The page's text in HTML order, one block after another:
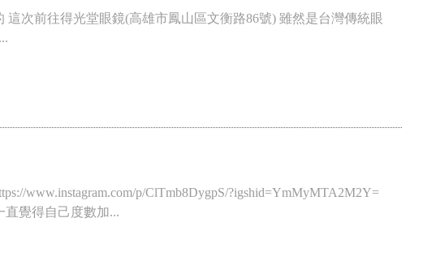
次前往得光堂眼鏡(高雄市鳳山區文衡路86號) 雖然是台灣傳統眼
www.instagram.com/p/ClTmb8DygpS/?igshid=YmMyMTA2M2Y=
直覺得自己度數加...